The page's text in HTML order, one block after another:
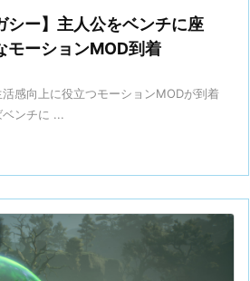
シー】主人公をベンチに座
モーションMOD到着
感向上に役立つモーションMODが到着
ンチに ...